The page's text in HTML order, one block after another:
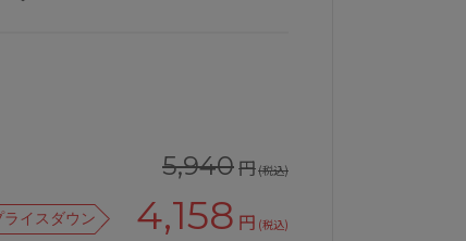
5,940円(税込)
ライスダウン 4,158 円 (税込)